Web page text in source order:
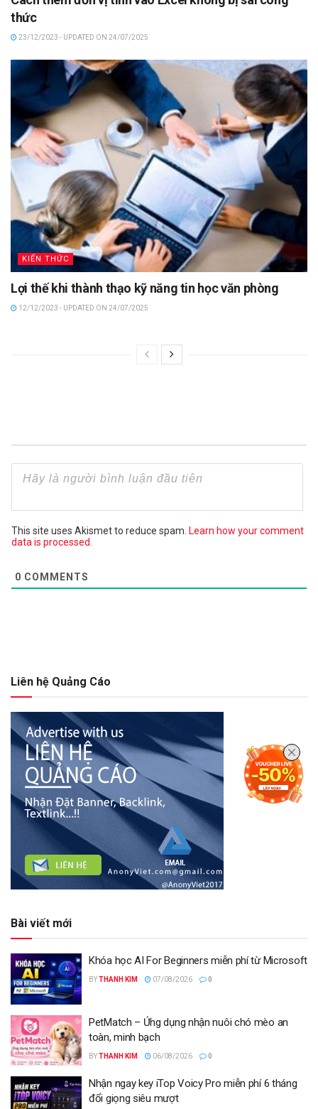
thức
23/12/2023 - UPDATED ON 24/07/2025
KIẾN THỨC
Lợi thế khi thành thạo kỹ năng tin học văn phòng
12/12/2023 - UPDATED ON 24/07/2025
This site uses Akismet to reduce spam. Learn how your comment
data is processed.
0 COMMENTS
Liên hệ Quảng Cáo
Bài viết mới
Khóa học AI For Beginners miễn phí từ Microsoft
BYTHANH KIM 07/08/2026 0
PetMatch – Ứng dụng nhận nuôi chó mèo an
toàn, minh bạch
BYTHANH KIM 06/08/2026 0
Nhận ngay key iTop Voicy Pro miễn phí 6 tháng
đổi giọng siêu mượt